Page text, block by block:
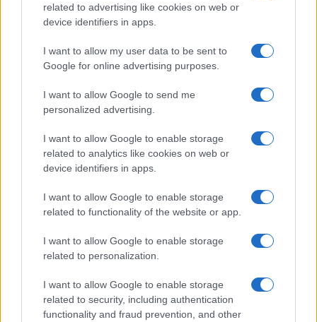
related to advertising like cookies on web or
device identifiers in apps.
I want to allow my user data to be sent to
Google for online advertising purposes.
I want to allow Google to send me
personalized advertising.
I want to allow Google to enable storage
related to analytics like cookies on web or
device identifiers in apps.
I want to allow Google to enable storage
related to functionality of the website or app.
I want to allow Google to enable storage
related to personalization.
I want to allow Google to enable storage
related to security, including authentication
functionality and fraud prevention, and other
Métodos éticos para disuadir palomas urbanas sin
dañarlas
Javier Ortega · 5 Ago 2026
OTROS ANIMALES